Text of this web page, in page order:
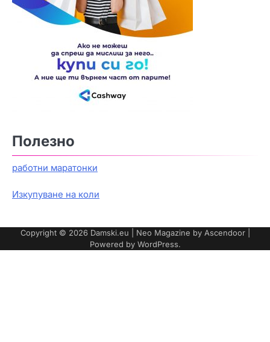
Полезно
работни маратонки
Изкупуване на коли
Copyright © 2026 Damski.eu | Neo Magazine by Ascendoor|
Powered by WordPress.